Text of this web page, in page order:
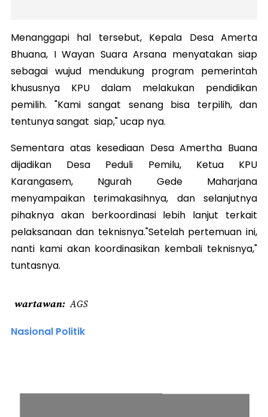
Menanggapi hal tersebut, Kepala Desa Amerta
Bhuana, I Wayan Suara Arsana menyatakan siap
sebagai wujud mendukung program pemerintah
khususnya KPU dalam melakukan pendidikan
pemilih. "Kami sangat senang bisa terpilih, dan
tentunya sangat siap," ucap nya.
Sementara atas kesediaan Desa Amertha Buana
dijadikan Desa Peduli Pemilu, Ketua KPU
Karangasem, Ngurah Gede Maharjana
menyampaikan terimakasihnya, dan selanjutnya
pihaknya akan berkoordinasi lebih lanjut terkait
pelaksanaan dan teknisnya."Setelah pertemuan ini,
nanti kami akan koordinasikan kembali teknisnya,"
tuntasnya.
wartawan AGS
Nasional Politik